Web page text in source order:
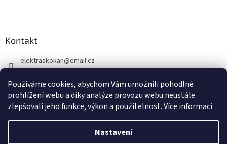
Používáme cookies, abychom Vám umožnili pohodlné
prohlížení webu a díky analýze provozu webu neustále
zlepšovali jeho funkce, výkon a použitelnost.Více informací
Nastavení
Kontakt
elektraskokan@email.cz
+420 737 802 398
Vytvořil Shoptet